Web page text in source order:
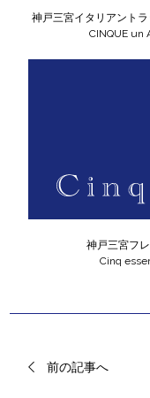
神戸三宮イタリアントラ
CINQUE un
神戸三宮フ
Cinq
前の記事へ